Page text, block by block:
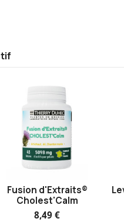
Fusion d'Extraits®
Cholest'Calm
8,49 €